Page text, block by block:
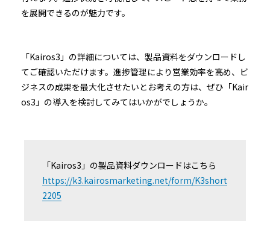
を展開できるのが魅力です。
「Kairos3」の詳細については、製品資料をダウンロードし
てご確認いただけます。進捗管理により営業効率を高め、ビ
ジネスの成果を最大化させたいとお考えの方は、ぜひ「Kair
os3」の導入を検討してみてはいかがでしょうか。
「Kairos3」の製品資料ダウンロードはこちら
https://k3.kairosmarketing.net/form/K3short
2205